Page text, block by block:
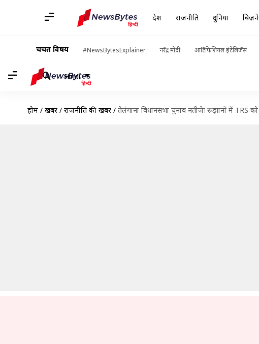
देश राजनीति दुनिया
चर्चित विषय #NewsBytesExplainer नरेंद्र मोदी आर्टिफिशियल इंटेलिजेंस
Hindi
होम / खबरें / राजनीति की खबरें / तेलंगाना विधानसभा चुनाव नतीजेः रूझानों में TRS